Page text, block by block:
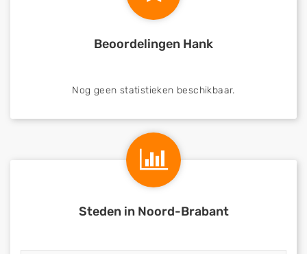
Beoordelingen Hank
Nog geen statistieken beschikbaar.
Steden in Noord-Brabant